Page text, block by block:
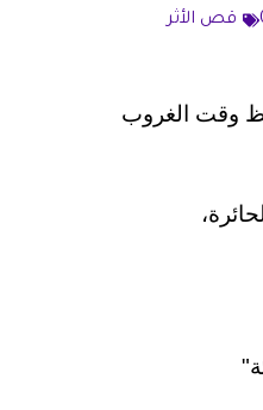
قص الأثر
وقت الغروب